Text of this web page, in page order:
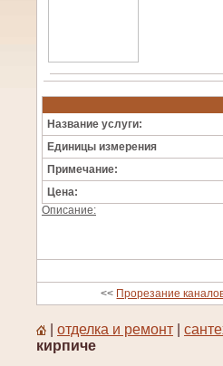
Название услуги:
Единицы измерения
Примечание:
Цена:
Описание:
<< Прорезание
отделка и ремонт
кирпиче